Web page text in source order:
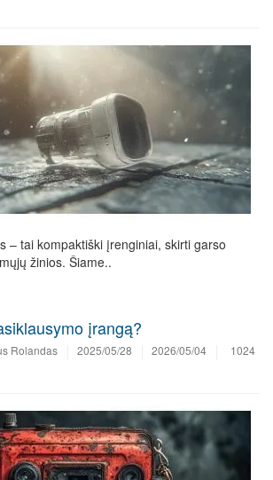
– tai kompaktiški įrenginiai, skirti garso
žinios. Šiame..
įrangą?
Rolandas 2025/05/28 2026/05/04
1024